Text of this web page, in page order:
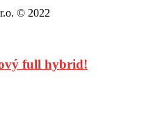
© 2022
full hybrid!